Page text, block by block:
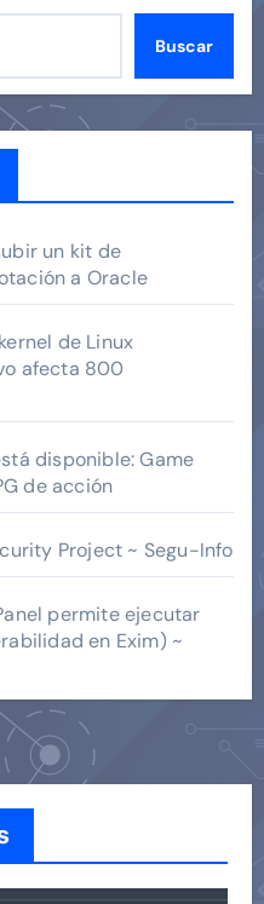
Buscar
un kit de
a Oracle
de Linux
afecta 800
disponible: Game
de acción
Project ~ Segu-Info
permite ejecutar
en Exim) ~